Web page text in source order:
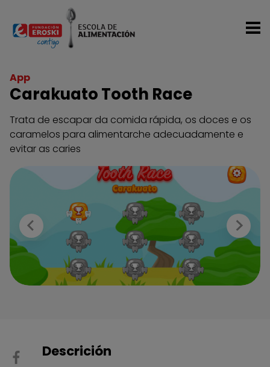
Ir o contido principal
App
Carakuato Tooth Race
Trata de escapar da comida rápida, os doces e os
caramelos para alimentarche adecuadamente e
evitar as caries
Descrición